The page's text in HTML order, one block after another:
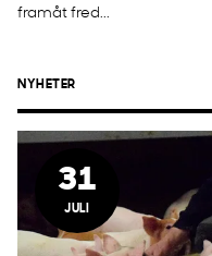
framåt fred...
NYHETER
31
JULI